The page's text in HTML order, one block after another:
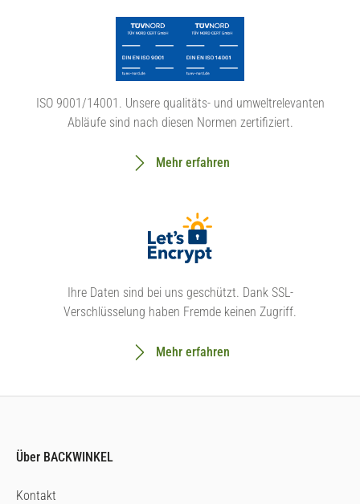
ISO 9001/14001. Unsere qualitäts- und umweltrelevanten
Abläufe sind nach diesen Normen zertifiziert.
Mehr erfahren
Ihre Daten sind bei uns geschützt. Dank SSL-
Verschlüsselung haben Fremde keinen Zugriff.
Mehr erfahren
Über BACKWINKEL
Kontakt